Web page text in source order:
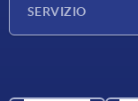
SERVIZIO